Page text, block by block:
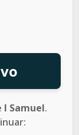
I Samuel.